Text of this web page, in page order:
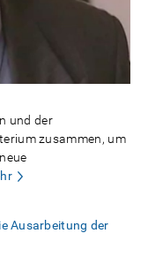
und der
zusammen, um
Ausarbeitung der